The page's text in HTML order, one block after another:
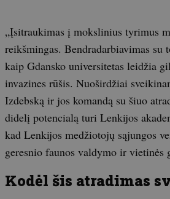
„Įsitraukimas į mokslinius tyrimus
reikšmingas. Bendradarbiavimas
kaip Gdansko universitetas leidžia
invazines rūšis. Nuoširdžiai
Izdebską ir jos komandą su šiuo
didelį potencialą turi Lenkijos
kad Lenkijos medžiotojų sąjungos
geresnio faunos valdymo ir vietinės
Kodėl šis atradimas